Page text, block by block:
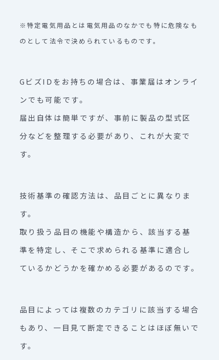
※特定電気用品とは電気用品のなかでも特に危険なも
のとして法令で決められているものです。
GビズIDをお持ちの場合は、事業届はオンライ
ンでも可能です。
届出自体は簡単ですが、事前に製品の型式区
分などを整理する必要があり、これが大変で
す。
技術基準の確認方法は、品目ごとに異なりま
す。
取り扱う品目の機能や構造から、該当する基
準を特定し、そこで求められる基準に適合し
ているかどうかを確かめる必要があるのです。
品目によっては複数のカテゴリに該当する場合
もあり、一目見て断定できることはほぼ無いで
す。